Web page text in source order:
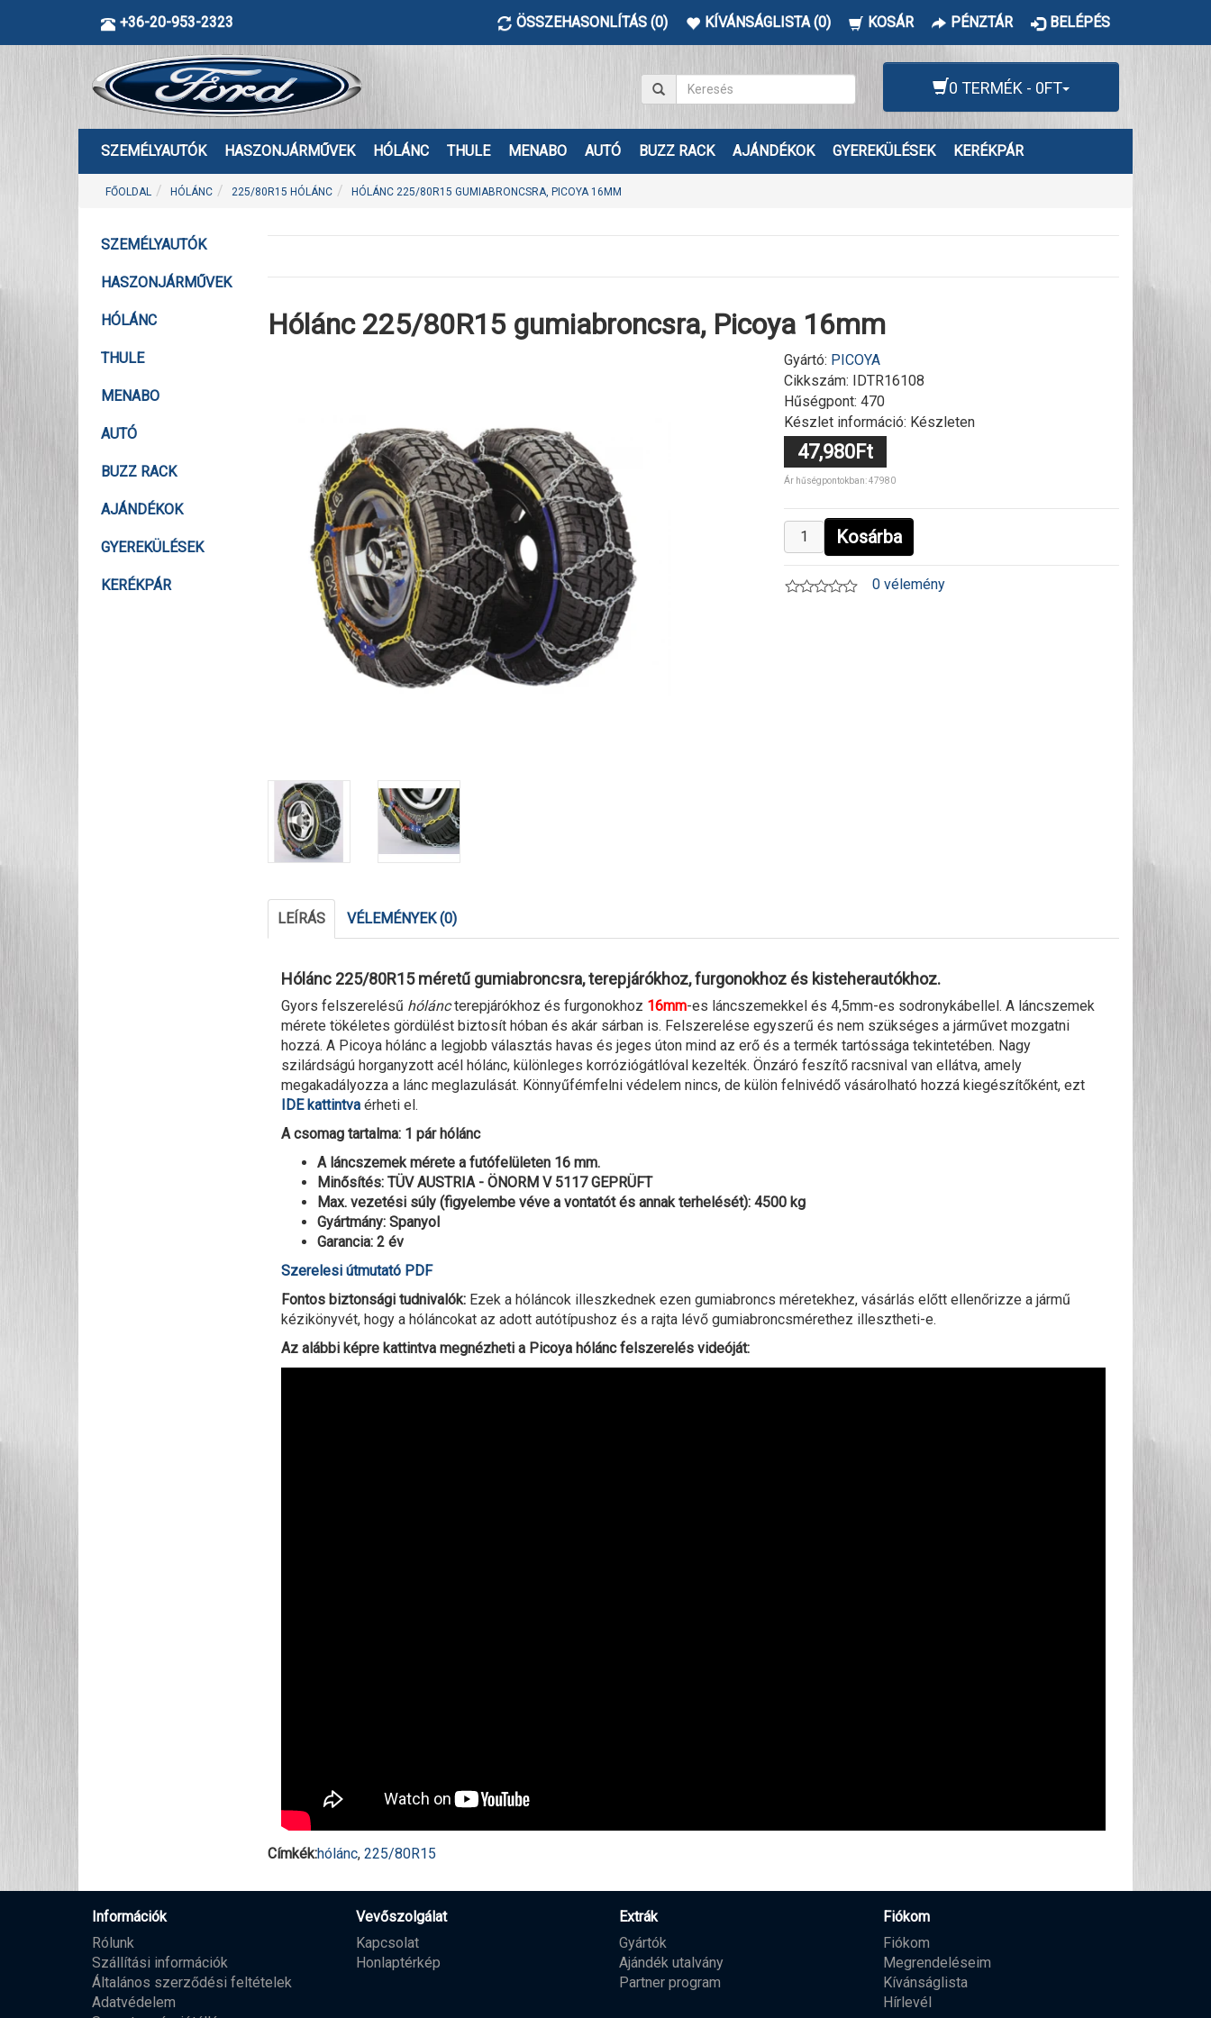
+36-20-953-2323 ÖSSZEHASONLÍTÁS (0) KÍVÁNSÁGLISTA (0) KOSÁR PÉNZTÁR BELÉPÉS
0 TERMÉK - 0FT
SZEMÉLYAUTÓK HASZONJÁRMŰVEK HÓLÁNC THULE MENABO AUTÓ BUZZ RACK AJÁNDÉKOK GYEREKÜLÉSEK KERÉKPÁR
FŐOLDAL HÓLÁNC 225/80R15 HÓLÁNC HÓLÁNC 225/80R15 GUMIABRONCSRA, PICOYA 16MM
SZEMÉLYAUTÓK
HASZONJÁRMŰVEK
HÓLÁNC
THULE
MENABO
AUTÓ
BUZZ RACK
AJÁNDÉKOK
GYEREKÜLÉSEK
KERÉKPÁR
Hólánc 225/80R15 gumiabroncsra, Picoya 16mm
Gyártó: PICOYA
Cikkszám:
IDTR16108
Hűségpont: 470
Készlet információ: Készleten
47,980Ft
Ár hűségpontokban: 47980
Kosárba
0 vélemény
LEÍRÁS VÉLEMÉNYEK (0)
Hólánc 225/80R15 méretű gumiabroncsra, terepjárókhoz, furgonokhoz és kisteherautókhoz.
Gyors felszerelésű hóláncterepjárókhoz és furgonokhoz 16mm-es láncszemekkel és 4,5mm-es sodronykábellel. A láncszemek
mérete tökéletes gördülést biztosít hóban és akár sárban is. Felszerelése egyszerű és nem szükséges a járművet mozgatni
hozzá. A Picoya hólánc a legjobb választás havas és jeges úton mind az erő és a termék tartóssága tekintetében. Nagy
szilárdságú horganyzott acél hólánc, különleges korróziógátlóval kezelték. Önzáró feszítő racsnival van ellátva, amely
megakadályozza a lánc meglazulását. Könnyűfémfelni védelem nincs, de külön felnivédő vásárolható hozzá kiegészítőként, ezt
IDE kattintva érheti el.
A csomag tartalma: 1 pár hólánc
A láncszemek mérete a futófelületen 16 mm.
Minősítés: TÜV AUSTRIA - ÖNORM V 5117 GEPRÜFT
Max. vezetési súly (figyelembe véve a vontatót és annak terhelését): 4500 kg
Gyártmány: Spanyol
Garancia: 2 év
Szerelesi útmutató PDF
Fontos biztonsági tudnivalók: Ezek a hóláncok illeszkednek ezen gumiabroncs méretekhez, vásárlás előtt ellenőrizze a jármű
kézikönyvét, hogy a hóláncokat az adott autótípushoz és a rajta lévő gumiabroncsmérethez illesztheti-e.
Az alábbi képre kattintva megnézheti a Picoya hólánc felszerelés videóját:
Címkék:hólánc, 225/80R15
Információk
Rólunk
Szállítási információk
Általános szerződési feltételek
Adatvédelem
Vevőszolgálat
Kapcsolat
Honlaptérkép
Extrák
Gyártók
Ajándék utalvány
Partner program
Fiókom
Fiókom
Megrendeléseim
Kívánságlista
Hírlevél